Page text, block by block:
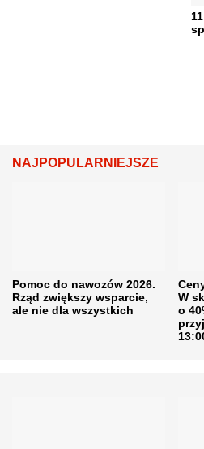
NAJPOPULARNIEJSZE
Pomoc do nawozów 2026.
Rząd zwiększy wsparcie,
ale nie dla wszystkich
W
o